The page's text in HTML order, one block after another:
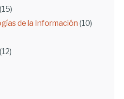
(15)
de la Información (10)
(12)